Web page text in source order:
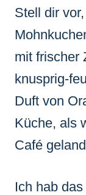
Stell dir
mit frischer
knusprig-
Duft von
Küche, als
Café
Ich hab